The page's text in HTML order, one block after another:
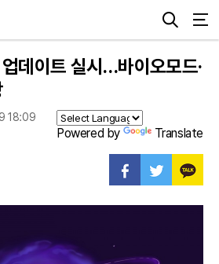
데이트 실시…바이오모드·
18:09
Powered by Translate